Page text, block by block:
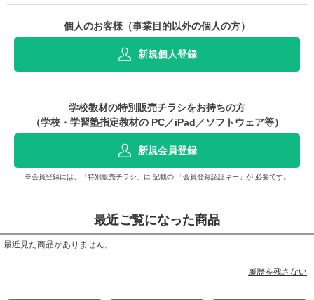
個人のお客様（事業目的以外の個人の方）
新規個人登録
学校教材の特別販売チラシをお持ちの方
（学校・学習塾指定教材の PC／iPad／ソフトウェア等）
新規会員登録
※会員登録には、「特別販売チラシ」に 記載の 「会員登録認証キー」が 必要です。
最近ご覧になった商品
最近見た商品がありません。
履歴を残さない